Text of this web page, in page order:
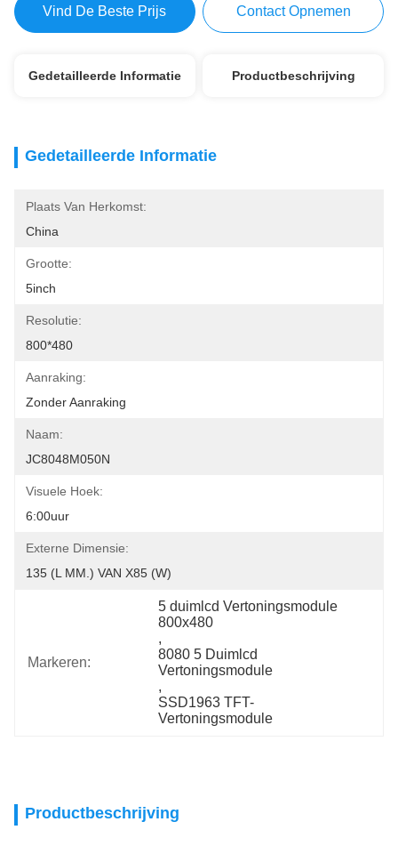
Vind De Beste Prijs Contact Opnemen
Gedetailleerde Informatie Productbeschrijving
Gedetailleerde Informatie
Plaats Van Herkomst:
China
Grootte:
5inch
Resolutie:
800*480
Aanraking:
Zonder Aanraking
Naam:
JC8048M050N
Visuele Hoek:
6:00uur
Externe Dimensie:
135 (L MM.) VAN X85 (W)
Markeren:
5 duimlcd Vertoningsmodule
800x480
,
8080 5 Duimlcd
Vertoningsmodule
,
SSD1963 TFT-
Vertoningsmodule
Productbeschrijving